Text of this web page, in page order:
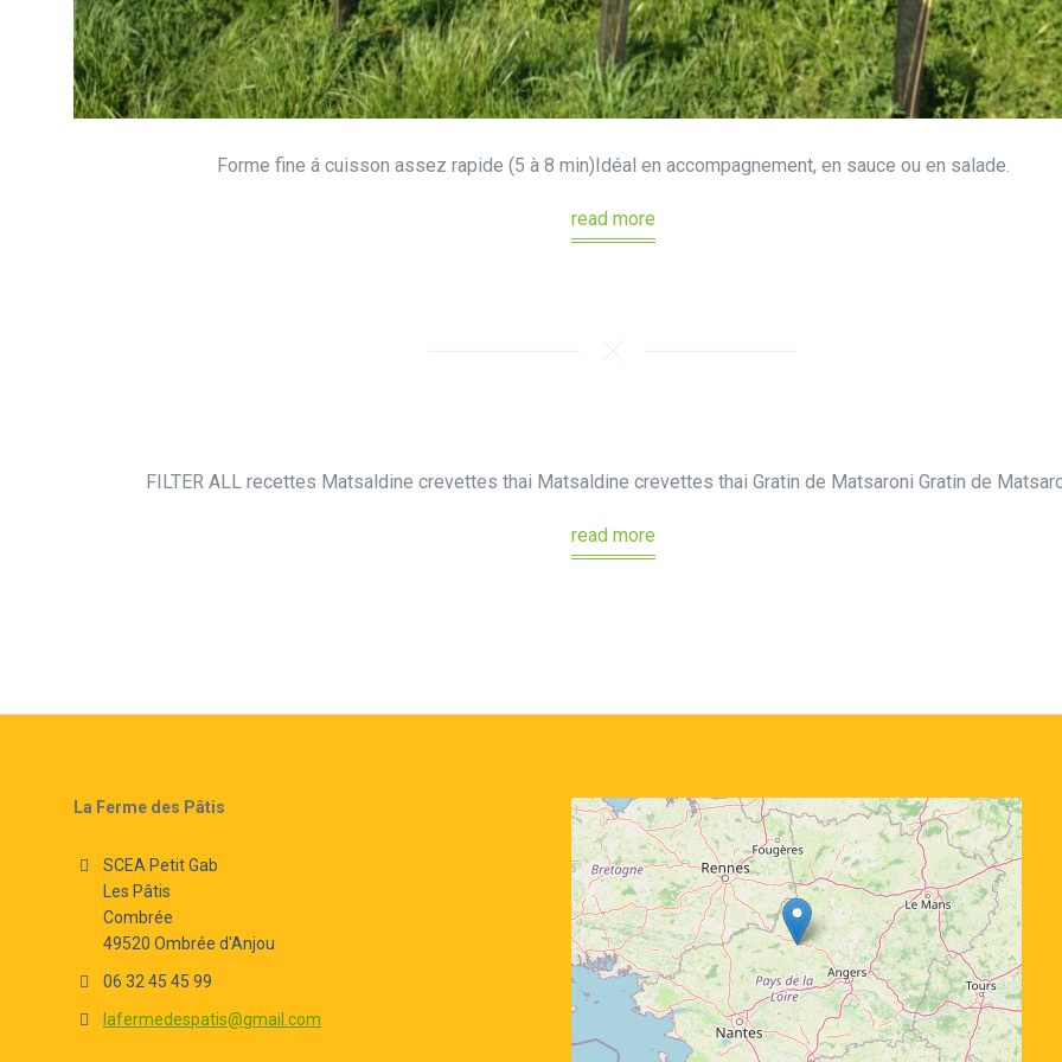
Forme fine á cuisson assez rapide (5 à 8 min)Idéal en accompagnement, en sauce ou en salade.
read more
FILTER ALL recettes Matsaldine crevettes thai Matsaldine crevettes thai Gratin de Matsaroni Gratin de
read more
La Ferme des Pâtis
SCEA Petit Gab
Les Pâtis
Combrée
49520 Ombrée d'Anjou
06 32 45 45 99
lafermedespatis@gmail.com